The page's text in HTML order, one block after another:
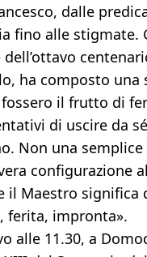
dalle
fino alle stigmate.
ha composto una
il frutto di
di uscire da
Non una
configurazione
il Maestro significa
ferita, impronta».
alle 11.30, a